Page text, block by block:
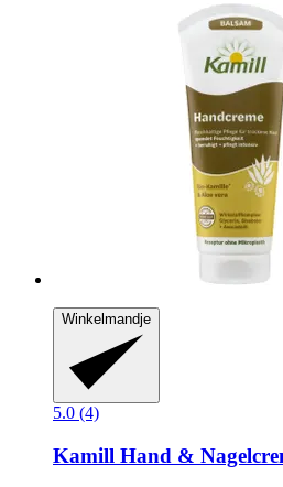
Winkelmandje
5.0 (4)
Kamill Hand &